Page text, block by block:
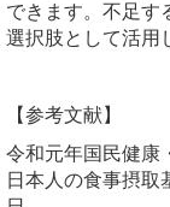
できます。不足す
選択肢として活用
【参考文献】
令和元年国民健康
日本人の食事摂取